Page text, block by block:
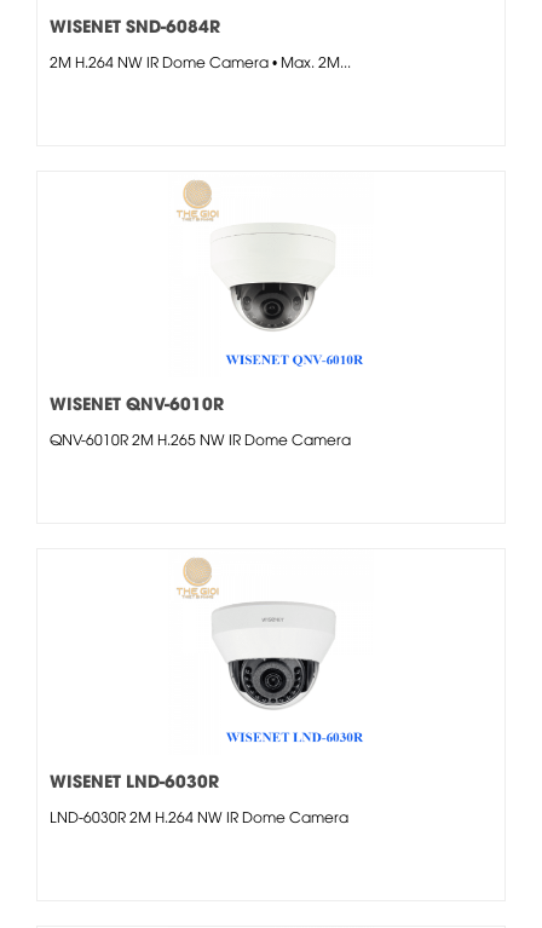
WISENET SND-6084R
2M H.264 NW IR Dome Camera • Max. 2M...
WISENET QNV-6010R
QNV-6010R 2M H.265 NW IR Dome Camera
WISENET LND-6030R
LND-6030R 2M H.264 NW IR Dome Camera